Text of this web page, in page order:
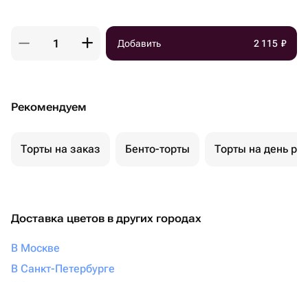
Добавить 2 115 ₽
Рекомендуем
Торты на заказ Бенто-торты Торты на день
Доставка цветов в других городах
В Москве
В Санкт-Петербурге